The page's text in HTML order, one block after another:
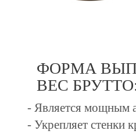
ФОРМА
ВЕС БРУТТО:
- Является мощным
- Укрепляет стенки